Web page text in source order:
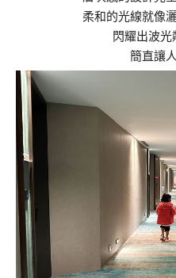
柔和的光線就像
閃耀出波光
簡直讓